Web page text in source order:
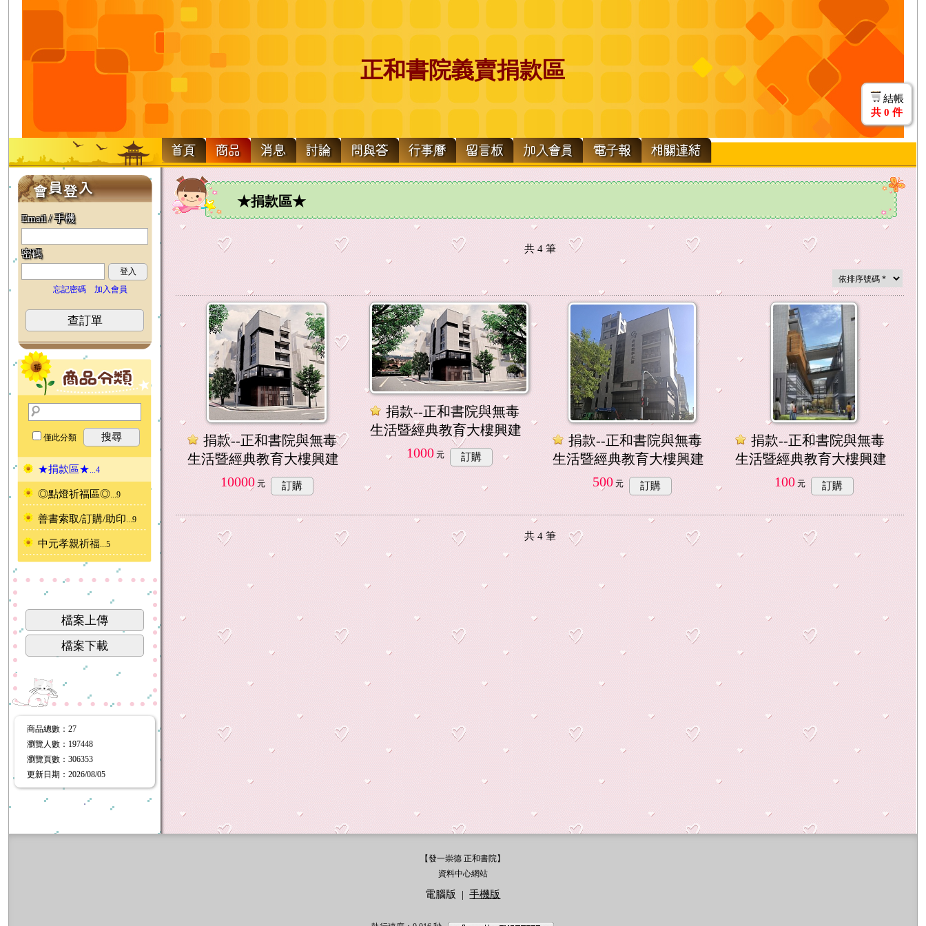
結帳
共 0 件
正和書院義賣捐款區
Email / 手機
密碼
登入
忘記密碼
加入會員
查訂單
僅此分類 搜尋
★捐款區★ ...4
◎點燈祈福區◎ ...9
善書索取/訂購/助印 ...9
中元孝親祈福 ...5
檔案上傳
檔案下載
商品總數 ：27
瀏覽人數 ： 197448
瀏覽頁數 ：306353
更新日期 ：2026/08/05
．
★捐款區★
共 4筆
捐款--正和書院與無毒
生活暨經典教育大樓興建
10000元 訂購
捐款--正和書院與無毒
生活暨經典教育大樓興建
1000元 訂購
捐款--正和書院與無毒
生活暨經典教育大樓興建
500元 訂購
捐款--正和書院與無毒
生活暨經典教育大樓興建
100 元 訂購
共 4筆
【發一崇德 正和書院】
資料中心網站
電腦版 |手機版